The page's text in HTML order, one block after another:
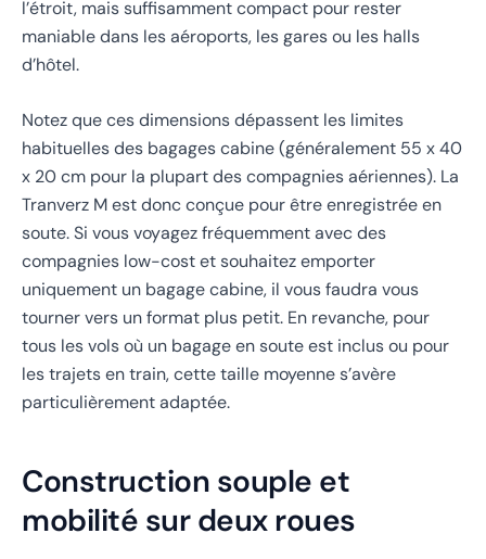
l’étroit, mais suffisamment compact pour rester
maniable dans les aéroports, les gares ou les halls
d’hôtel.
Notez que ces dimensions dépassent les limites
habituelles des bagages cabine (généralement 55 x 40
x 20 cm pour la plupart des compagnies aériennes). La
Tranverz M est donc conçue pour être enregistrée en
soute. Si vous voyagez fréquemment avec des
compagnies low-cost et souhaitez emporter
uniquement un bagage cabine, il vous faudra vous
tourner vers un format plus petit. En revanche, pour
tous les vols où un bagage en soute est inclus ou pour
les trajets en train, cette taille moyenne s’avère
particulièrement adaptée.
Construction souple et
mobilité sur deux roues